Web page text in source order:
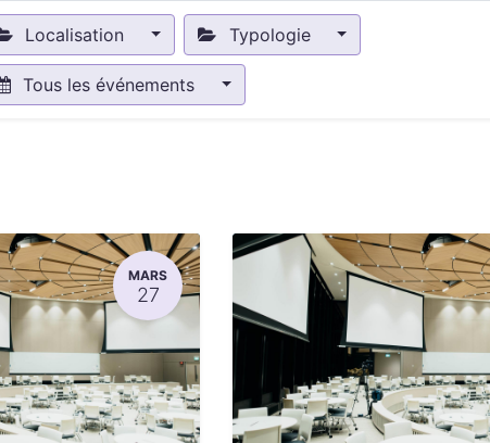
Localisation Typologie
Tous les événements
MARS
27